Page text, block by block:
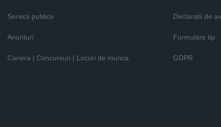
Servicii publice
Anunturi
Cariera | Concursuri | Locuri de munca
Declaratii de
Formulare tip
GDPR